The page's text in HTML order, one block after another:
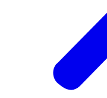
Daarna
onderzoek
op locatie.
Ieder signaal
de school.
De inspectie